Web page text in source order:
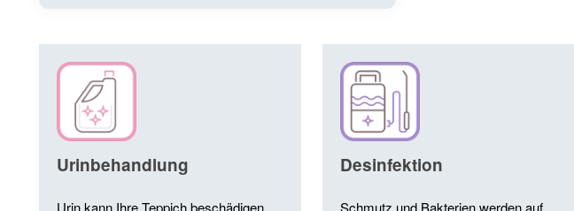
Urinbehandlung
Urin kann Ihre Teppich beschädigen,
Desinfektion
Schmutz und Bakterien werden auf